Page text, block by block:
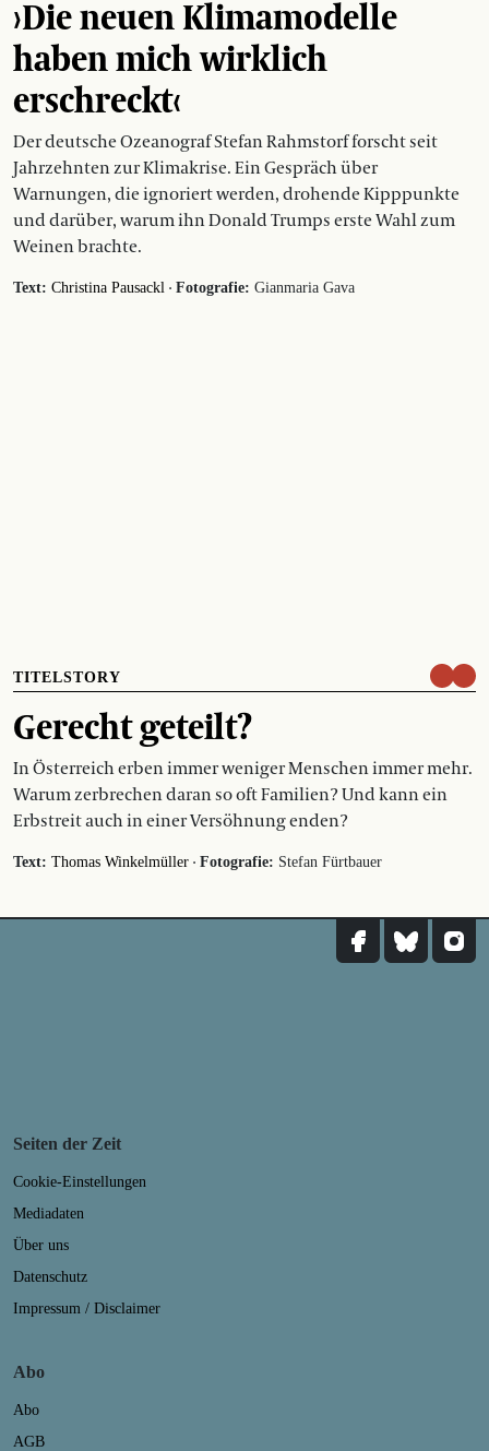
›Die neuen Klimamodelle
haben mich wirklich
erschreckt‹
Der deutsche Ozeanograf Stefan Rahmstorf forscht seit
Jahrzehnten zur Klimakrise. Ein Gespräch über
Warnungen, die ignoriert werden, drohende Kipppunkte
und darüber, warum ihn Donald Trumps erste Wahl zum
Weinen brachte.
Text: Christina Pausackl · Fotografie: Gianmaria Gava
TITELSTORY
Gerecht geteilt?
In Österreich erben immer weniger Menschen immer mehr.
Warum zerbrechen daran so oft Familien? Und kann ein
Erbstreit auch in einer Versöhnung enden?
Text: Thomas Winkelmüller · Fotografie: Stefan Fürtbauer
Seiten der Zeit
Cookie-Einstellungen
Mediadaten
Über uns
Datenschutz
Impressum / Disclaimer
Abo
Abo
AGB